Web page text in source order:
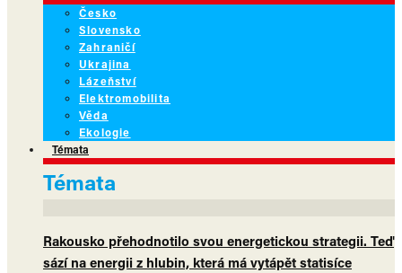
Česko
Slovensko
Zahraničí
Ukrajina
Lázeňství
Elektromobilita
Věda
Ekologie
Témata
Témata
Rakousko přehodnotilo svou energetickou strategii. Teď
sází na energii z hlubin, která má vytápět statisíce